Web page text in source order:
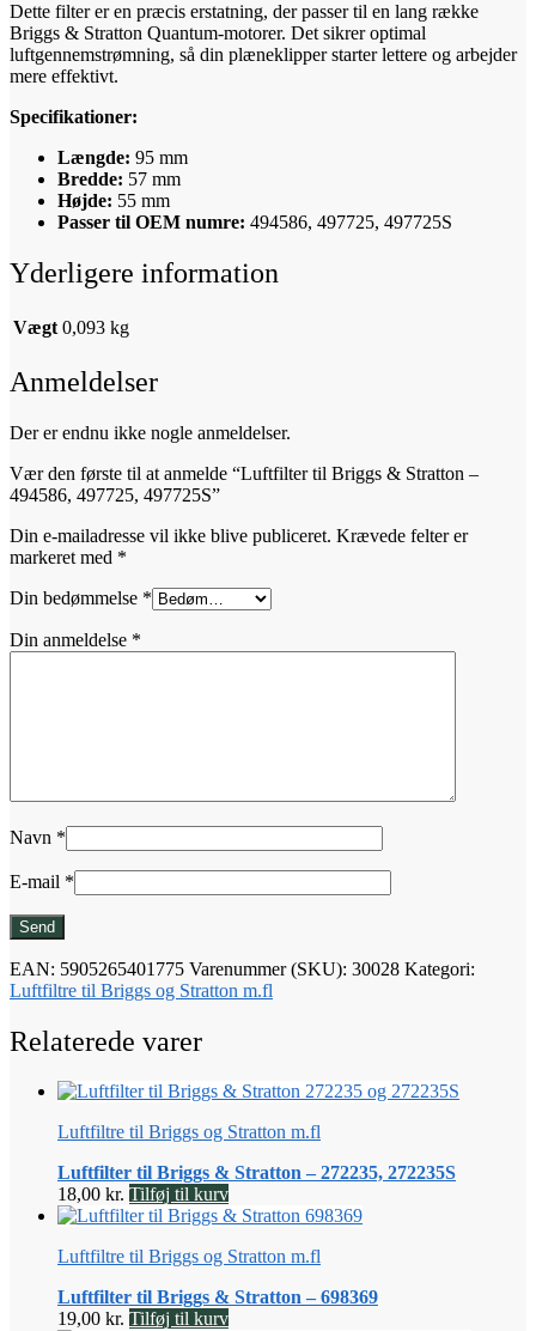
Dette filter er en præcis erstatning, der passer til en lang række
Briggs & Stratton Quantum-motorer. Det sikrer optimal
luftgennemstrømning, så din plæneklipper starter lettere og arbejder
mere effektivt.
Specifikationer:
Længde: 95 mm
Bredde: 57 mm
Højde: 55 mm
Passer til OEM numre: 494586, 497725, 497725S
Yderligere information
Vægt 0,093 kg
Anmeldelser
Der er endnu ikke nogle anmeldelser.
Vær den første til at anmelde “Luftfilter til Briggs & Stratton –
494586, 497725, 497725S”
Din e-mailadresse vil ikke blive publiceret. Krævede felter er
markeret med *
Din bedømmelse *
Din anmeldelse *
Navn *
E-mail *
EAN: 5905265401775 Varenummer (SKU): 30028 Kategori:
Luftfiltre til Briggs og Stratton m.fl
Relaterede varer
Luftfiltre til Briggs og Stratton m.fl
Luftfilter til Briggs & Stratton – 272235, 272235S
18,00 kr. Tilføj til kurv
Luftfiltre til Briggs og Stratton m.fl
Luftfilter til Briggs & Stratton – 698369
19,00 kr. Tilføj til kurv